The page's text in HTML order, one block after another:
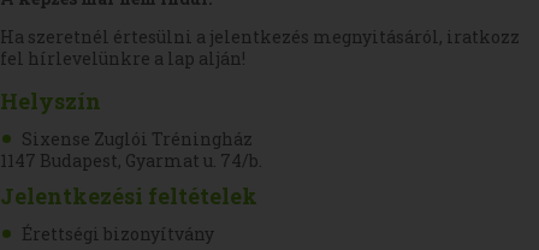
Ha szeretnél értesülni a jelentkezés megnyitásáról, iratkozz
fel hírlevelünkre a lap alján!
Helyszín
Sixense Zuglói Tréningház
1147 Budapest, Gyarmat u. 74/b.
Jelentkezési feltételek
Érettségi bizonyítvány